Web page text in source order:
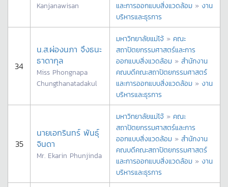
Kanjanawisan
และการออกแบบสิ่งแวดล้อม » งาน
บริหารและธุรการ
34
น.ส.ผ่องนภา จึงธนะ
ธาดากุล
Miss Phongnapa
Chungthanatadakul
มหาวิทยาลัยแม่โจ้ » คณะ
สถาปัตยกรรมศาสตร์และการ
ออกแบบสิ่งแวดล้อม » สำนักงาน
คณบดีคณะสถาปัตยกรรมศาสตร์
และการออกแบบสิ่งแวดล้อม » งาน
บริหารและธุรการ
35
นายเอกรินทร์ พันธุ์
จินดา
Mr. Ekarin Phunjinda
มหาวิทยาลัยแม่โจ้ » คณะ
สถาปัตยกรรมศาสตร์และการ
ออกแบบสิ่งแวดล้อม » สำนักงาน
คณบดีคณะสถาปัตยกรรมศาสตร์
และการออกแบบสิ่งแวดล้อม » งาน
บริหารและธุรการ